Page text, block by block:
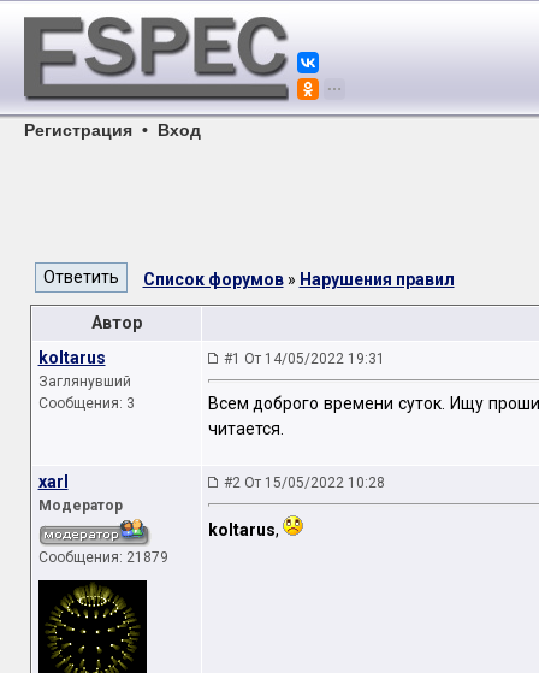
Регистрация • Вход
Список форумов» Нарушения правил
Автор
koltarus
Заглянувший
Сообщения: 3
#1 От 14/05/2022 19:31
Всем доброго времени суток. Ищу
читается.
xarl
Модератор
Сообщения: 21879
#2 От 15/05/2022 10:28
koltarus,